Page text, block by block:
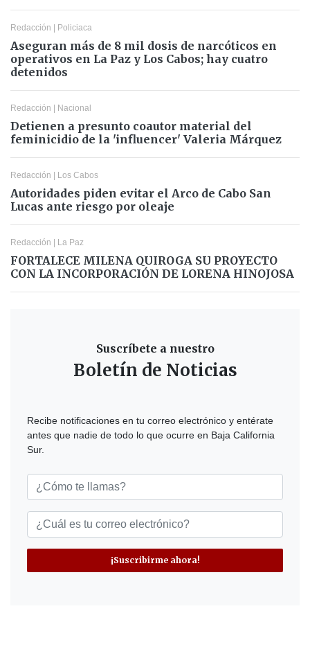
Redacción Policiaca
Aseguran más de 8 mil dosis de narcóticos en
operativos en La Paz y Los Cabos; hay cuatro
detenidos
Redacción Nacional
Detienen a presunto coautor material del
feminicidio de la 'influencer' Valeria Márquez
Redacción Los Cabos
Autoridades piden evitar el Arco de Cabo San
Lucas ante riesgo por oleaje
Redacción La Paz
FORTALECE MILENA QUIROGA SU PROYECTO
CON LA INCORPORACIÓN DE LORENA HINOJOSA
Suscríbete a nuestro
Boletín de Noticias
Recibe notificaciones en tu correo electrónico y entérate
antes que nadie de todo lo que ocurre en Baja California
Sur.
¡Suscribirme ahora!